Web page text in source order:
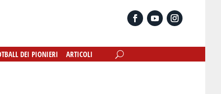
DEI PIONIERI ARTICOLI
DEI PIONIERI ARTICOLI